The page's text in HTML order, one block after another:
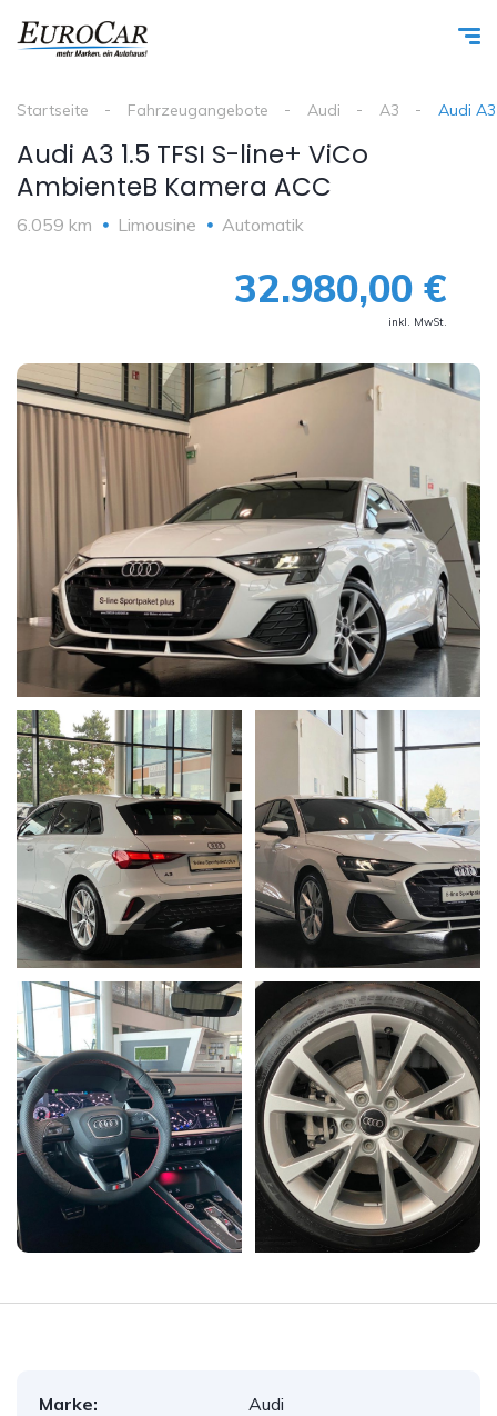
Startseite Fahrzeugangebote Audi A3 Audi
Audi A3 1.5 TFSI S-line+ ViCo
AmbienteB Kamera ACC
6.059 km Limousine Automatik
32.980,00 €
inkl. MwSt.
Marke:
Audi